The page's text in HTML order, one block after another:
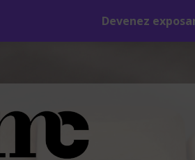
Devenez